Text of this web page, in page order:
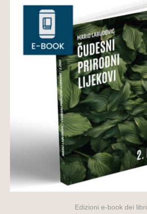
Edizioni e-book dei libri